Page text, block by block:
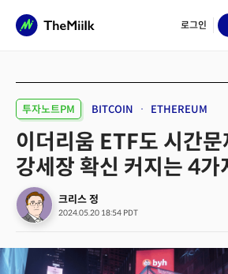
로그인
투자노트PM BITCOIN ETHEREUM
이더리움 ETF도 시간문
강세장 확신 커지는 4가
크리스 정
2024.05.20 18:54 PDT